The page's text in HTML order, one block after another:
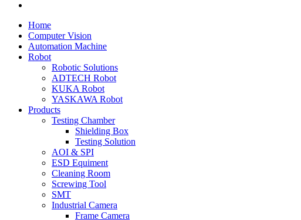
Home
Computer Vision
Automation Machine
Robot
Robotic Solutions
ADTECH Robot
KUKA Robot
YASKAWA Robot
Products
Testing Chamber
Shielding Box
Testing Solution
AOI & SPI
ESD Equiment
Cleaning Room
Screwing Tool
SMT
Industrial Camera
Frame Camera